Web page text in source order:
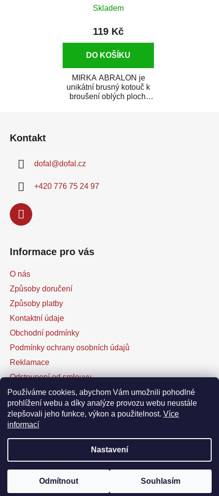
Používáme cookies, abychom Vám umožnili pohodlné
prohlížení webu a díky analýze provozu webu neustále
zlepšovali jeho funkce, výkon a použitelnost. Více
informací
Nastavení
Odmítnout Souhlasím
P4000
Skladem
119 Kč
DO KOŠÍKU
MIRKA ABRALON je
unikátní brusný kotouč k
broušení oblých ploch,
Kontakt
dofal @dofal.cz
+420 776 75 24 97
Informace pro vás
O nás
Způsoby doručení
Způsoby platby
Kontaktní údaje
Obchodní podmínky
Podmínky ochrany osobních údajů
Reklamace
Odstoupení od smlouvy
Kontaktní formulář
Facebook
Vytvořil Shoptet
Copyright 2026
. Všechna práva
vyhrazena.Upravit nastavení cookies